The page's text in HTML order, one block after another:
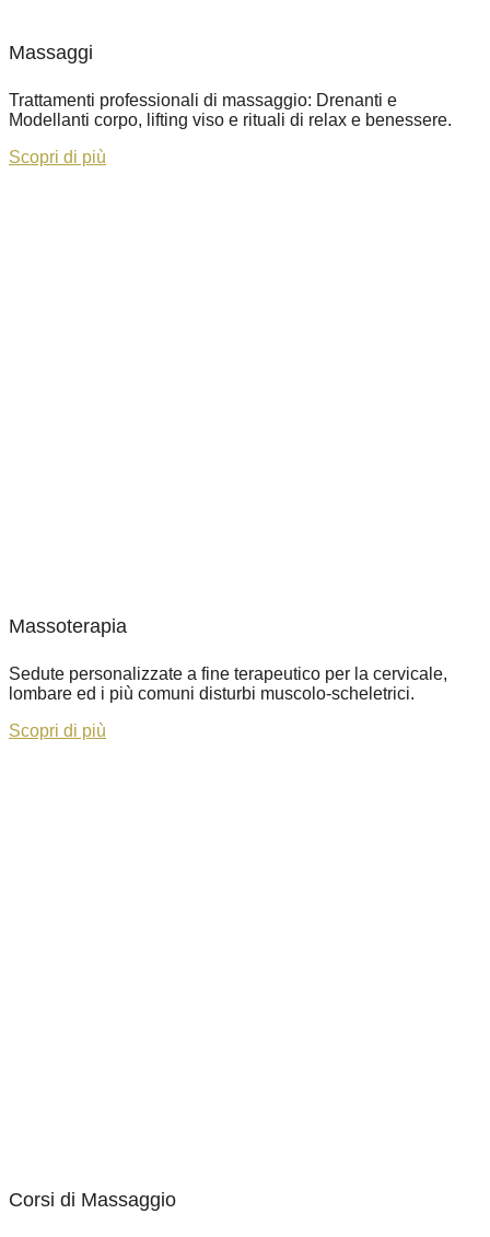
Massaggi
Trattamenti professionali di massaggio: Drenanti e
Modellanti corpo, lifting viso e rituali di relax e benessere.
Scopri di più
Massoterapia
Sedute personalizzate a fine terapeutico per la cervicale,
lombare ed i più comuni disturbi muscolo-scheletrici.
Scopri di più
Corsi di Massaggio